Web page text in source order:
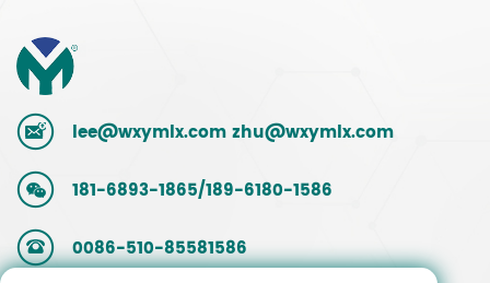
lee@wxymlx.com zhu@wxymlx.com
181-6893-1865/189-6180-1586
0086-510-85581586